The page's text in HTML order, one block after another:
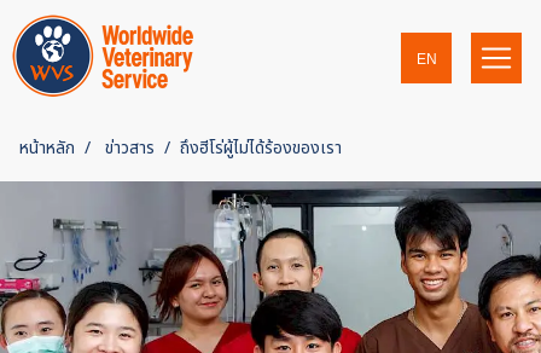
EN
หน้าหลัก ข่าวสาร ถึงฮีโร่ผู้ไม่ได้ร้องของเรา